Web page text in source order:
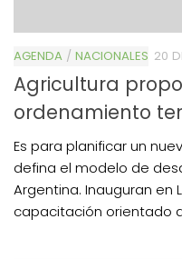
AGENDA / NACIONALES 20
Agricultura
ordenamiento
Es para planificar un
defina el modelo de
Argentina. Inauguran en
capacitación orientado